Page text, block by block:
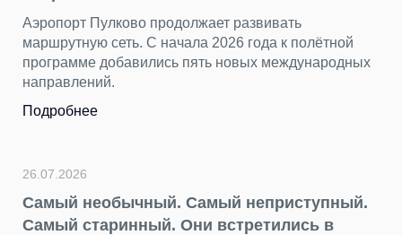
Аэропорт Пулково продолжает развивать
маршрутную сеть. С начала 2026 года к полётной
программе добавились пять новых международных
направлений.
Подробнее
26.07.2026
Самый необычный. Самый неприступный.
Самый старинный. Они встретились в